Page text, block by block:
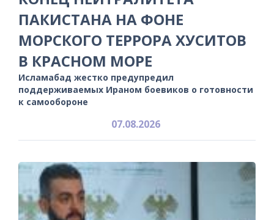
ПАКИСТАНА НА ФОНЕ
МОРСКОГО ТЕРРОРА ХУСИТОВ
В КРАСНОМ МОРЕ
Исламабад жестко предупредил
поддерживаемых Ираном боевиков о готовности
к самообороне
07.08.2026